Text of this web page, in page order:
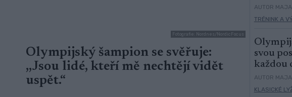
Fotografie: Nordnes/NordicFocus
Olympijský šampion se svěřuje:
,,Jsou lidé, kteří mě nechtějí vidět
uspět.“
AUTOR
TRÉNINK A
svou
každou
AUTOR
KLASICKÉ